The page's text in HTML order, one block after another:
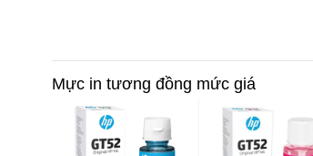
Mực in tương đồng mức giá